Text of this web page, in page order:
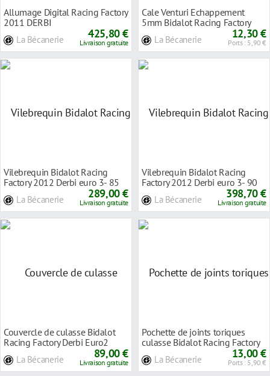
Allumage Digital Racing Factory
2011 DERBI
La Bécanerie 425,80 €
Livraison gratuite
Cale Venturi Echappement
5mm Bidalot Racing Factory
La Bécanerie 12,30 €
Ports : 5,90 €
Vilebrequin Bidalot Racing
Factory 2012 Derbi euro 3- 85
La Bécanerie 289,00 €
Livraison gratuite
Vilebrequin Bidalot Racing
Factory 2012 Derbi euro 3- 90
La Bécanerie 398,70 €
Livraison gratuite
Couvercle de culasse Bidalot
Racing Factory Derbi Euro2
La Bécanerie 89,00 €
Livraison gratuite
Pochette de joints toriques
culasse Bidalot Racing Factory
La Bécanerie 13,00 €
Ports : 5,90 €